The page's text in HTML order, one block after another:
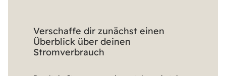
Verschaffe dir zunächst einen
Überblick über deinen
Stromverbrauch